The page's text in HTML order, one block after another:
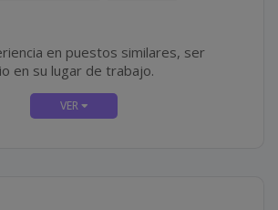
en puestos similares, ser
en su lugar de trabajo.